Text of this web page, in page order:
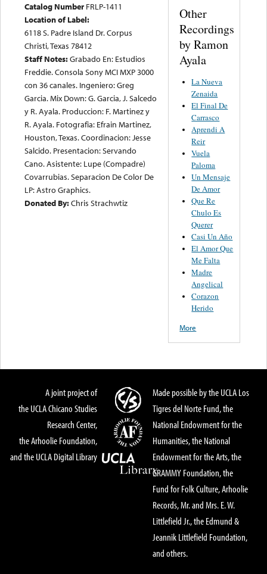
Catalog Number FRLP-1411
Location of Label:
6118 S. Padre Island Dr. Corpus
Christi, Texas 78412
Staff Notes:Grabado En: Estudios
Freddie. Consola Sony MCI MXP 3000
con 36 canales. Ingeniero: Greg
Garcia. Mix Down: G. Garcia, J. Salcedo
y R. Ayala. Produccion: F. Martinez y
R. Ayala. Fotografia: Efrain Martinez,
Houston, Texas. Coordinacion: Jesse
Salcido. Presentacion: Servando
Cano. Asistente: Lupe (Compadre)
Covarrubias. Separacion De Color De
LP: Astro Graphics.
Donated By:Chris Strachwtiz
Other
Recordings
by Ramon
Ayala
La Nueva
Zenaida
El Final De
Carrasco
Aprendi A
Reir
Vuela
Paloma
Un Mensaje
De Amor
Que Re
Chulo Es
Querer
Casi Un Año
El Amor Que
Me Falta
Madre
Angelical
Corazon
Herido
More
A joint project of
the UCLA Chicano Studies
Research Center,
the Arhoolie Foundation,
and the UCLA Digital Library
Made possible by the UCLA Los
Tigres del Norte Fund, the
National Endowment for the
Humanities, the National
Endowment for the Arts, the
GRAMMY Foundation, the
Fund for Folk Culture, Arhoolie
Records, Mr. and Mrs. E. W.
Littlefield Jr., the Edmund &
Jeannik Littlefield Foundation,
and others.